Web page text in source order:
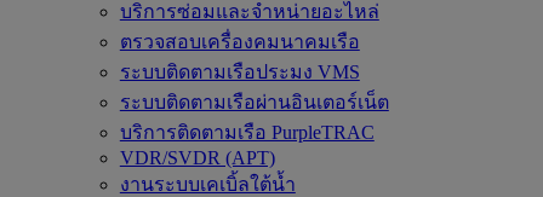
บริการซ่อมและจำหน่ายอะไหล่
ตรวจสอบเครื่องคมนาคมเรือ
ระบบติดตามเรือประมง VMS
ระบบติดตามเรือผ่านอินเตอร์เน็ต
บริการติดตามเรือ PurpleTRAC
VDR/SVDR (APT)
งานระบบเคเบิ้ลใต้น้ำ